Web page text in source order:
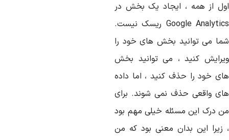
از همه ، ایجاد یک بخش در
Googleریسک نیست.
می توانید بخش های خود را
کنید ، می توانید بخش
خود را حذف کنید ، اما داده
واقعی حذف نمی شوند. برای
درک این مسئله خیلی مهم بود
زیرا این بدان معنی بود که من